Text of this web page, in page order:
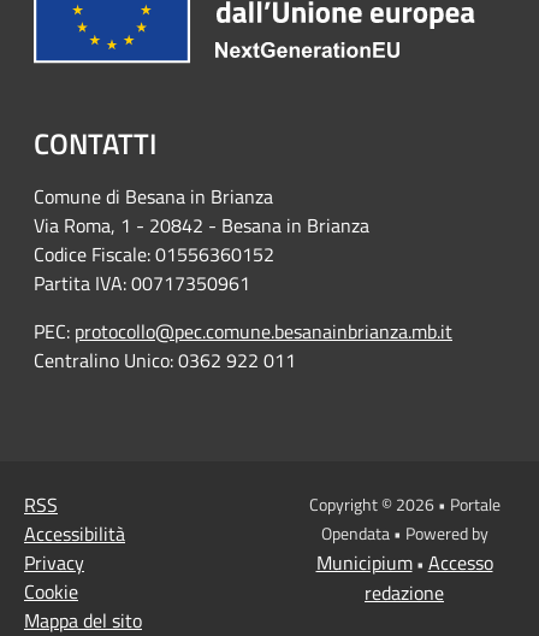
CONTATTI
Comune di Besana in Brianza
Via Roma, 1 - 20842 - Besana in Brianza
Codice Fiscale: 01556360152
Partita IVA: 00717350961
PEC: protocollo@pec.comune.besanainbrianza.mb.it
Centralino Unico: 0362 922 011
RSS
Accessibilità
Privacy
Cookie
Mappa del sito
Copyright © 2026 • Portale
Opendata • Powered by
Municipium• Accesso
redazione